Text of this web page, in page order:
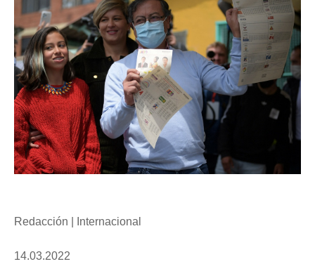
Redacción | Internacional
14.03.2022